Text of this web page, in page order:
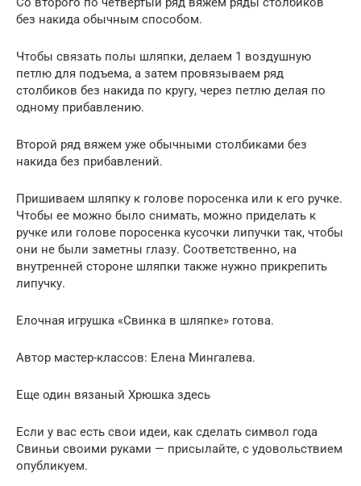
без накида обычным способом.
Чтобы связать полы шляпки, делаем 1 воздушную
петлю для подъема, а затем провязываем ряд
столбиков без накида по кругу, через петлю делая по
одному прибавлению.
Второй ряд вяжем уже обычными столбиками без
накида без прибавлений.
Пришиваем шляпку к голове поросенка или к его ручке.
Чтобы ее можно было снимать, можно приделать к
ручке или голове поросенка кусочки липучки так, чтобы
они не были заметны глазу. Соответственно, на
внутренней стороне шляпки также нужно прикрепить
липучку.
Елочная игрушка «Свинка в шляпке» готова.
Автор мастер-классов: Елена Мингалева.
Еще один вязаный Хрюшка здесь
Если у вас есть свои идеи, как сделать символ года
Свиньи своими руками — присылайте, с удовольствием
опубликуем.